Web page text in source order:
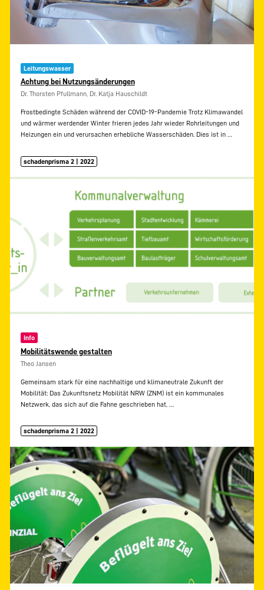
Leitungswasser
Achtung bei Nutzungsänderungen
Dr. Thorsten Pfullmann, Dr. Katja Hauschildt
Frostbedingte Schäden während der COVID-19-Pandemie Trotz Klimawandel
und wärmer werdender Winter frieren jedes Jahr wieder Rohrleitungen und
Heizungen ein und verursachen erhebliche Wasserschäden. Dies ist in …
schadenprisma 2 | 2022
Info
Mobilitätswende gestalten
Theo Jansen
Gemeinsam stark für eine nachhaltige und klimaneutrale Zukunft der
Mobilität: Das Zukunftsnetz Mobilität NRW (ZNM) ist ein kommunales
Netzwerk, das sich auf die Fahne geschrieben hat,
schadenprisma 2 | 2022